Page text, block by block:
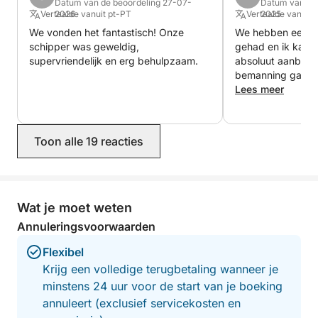
geniet van het eiland in comfort, vrijheid en met
onvergetelijke uitzichten vanaf het water.
Datum van de beoordeling 27-07-
2026
Vertaalde vanuit pt-PT
We vonden het fantastisch! Onze
schipper was geweldig,
supervriendelijk en erg behulpzaam.
Datum van
2025
Vertaalde vanuit
We hebben een
gehad en ik kan
absoluut
bemanning
Lees meer
Toon alle 19 reacties
Wat je moet weten
Annuleringsvoorwaarden
Flexibel
Krijg een volledige terugbetaling wanneer je
minstens 24 uur voor de start van je boeking
annuleert (exclusief servicekosten en